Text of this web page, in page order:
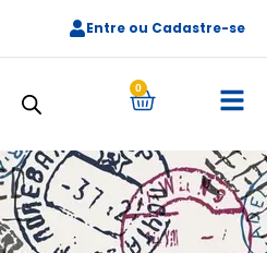
Entre ou Cadastre-se
0